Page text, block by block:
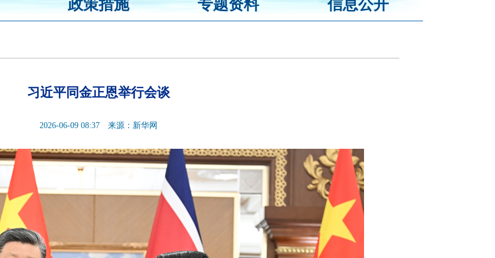
政策措施 专题资料 信息公开
习近平同金正恩举行会谈
2026-06-09 08:37 来源：新华网